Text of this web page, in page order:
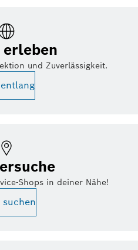
erleben
und Zuverlässigkeit.
Shops in deiner Nähe!